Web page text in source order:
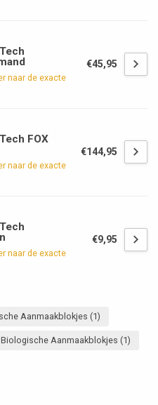
naar de exacte
€45,95
FOX
naar de exacte
€144,95
naar de exacte
€9,95
Aanmaakblokjes (1)
Biologische Aanmaakblokjes (1)